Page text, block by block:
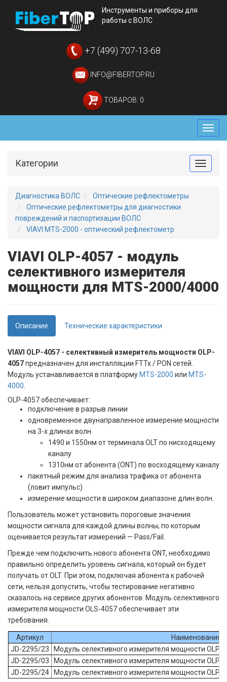
Инструменты и приборы для
работы с ВОЛС
+7 (499) 707-13-68
INFO@FIBERTOP.RU
ТОВАРОВ: 0
Меню
Toggle
Категории
Диагностика ВОЛС
Оптические рефлектометры
Оптические рефлектометры для диагностики
повреждений и паспортизации ВОЛС
VIAVI MTS-2000 - оптический рефлектометр
VIAVI OLP-4057 - модуль
селективного измерителя
мощности для MTS-2000/4000
Описание Технические характеристики
VIAVI OLP-4057 - cелективный измеритель мощности OLP-
4057предназначен для инсталляции FTTx / PON сетей.
Модуль устанавливается в платформу MTS-2000 или MTS-
4000
OLP-4057 обеспечивает:
подключение в разрыв линии
одновременное двунаправленное измерение мощности
на 3-х длинах волн
1490 и 1550нм от терминала OLT по нисходящему
каналу
1310нм от абонента (ONT) по восходящему каналу
пакетный режим для анализа трафика от абонента
(ловит импульс)
измерение мощности в широком диапазоне длин волн.
Пользователь может установить пороговые значения
мощности сигнала для каждой длины волны, по которым
оценивается результат измерений — Pass/Fail.
Прежде чем подключить нового абонента ONT, необходимо
правильно определить уровень сигнала, который он будет
получать от OLT. При этом, подключая абонента к рабочей
сети, нельзя допустить, чтобы тестирование негативно
сказалось на сервисе других абонентов. Модуль селективного
измерителя мощности OLS-4057 обеспечивает эти
требования.
Артикул
Наименование
JD-2295/23
Модуль селективного измерителя мощности
JD-2295/03
Модуль селективного измерителя мощности OLP-
JD-2295/24
Модуль селективного измерителя мощности OLP-